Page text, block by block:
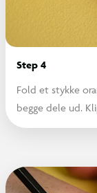
Step 4
Fold et stykke
begge dele ud.